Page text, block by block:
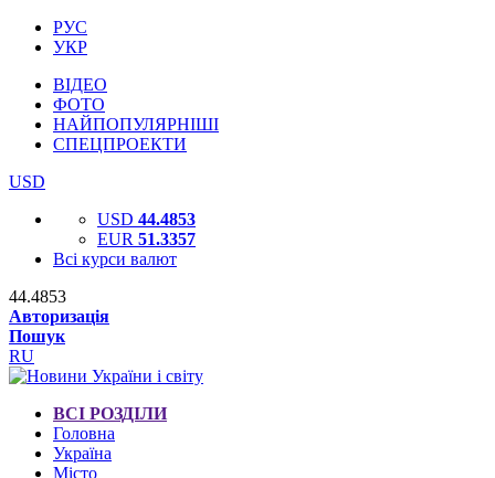
РУС
УКР
ВІДЕО
ФОТО
НАЙПОПУЛЯРНІШІ
СПЕЦПРОЕКТИ
USD
USD 44.4853
EUR 51.3357
Всі курси валют
44.4853
Авторизація
Пошук
RU
ВСІ РОЗДІЛИ
Головна
Україна
Місто